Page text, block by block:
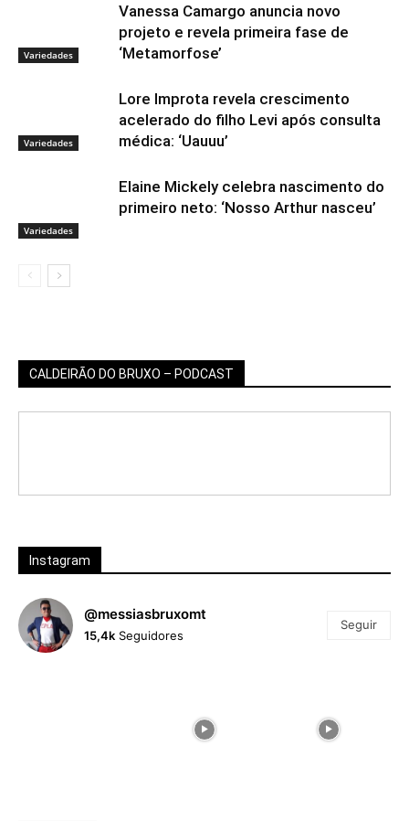
Variedades
Vanessa Camargo anuncia novo
projeto e revela primeira fase de
‘Metamorfose’
Variedades
Lore Improta revela crescimento
acelerado do filho Levi após consulta
médica: ‘Uauuu’
Variedades
Elaine Mickely celebra nascimento do
primeiro neto: ‘Nosso Arthur nasceu’
CALDEIRÃO DO BRUXO – PODCAST
Instagram
@messiasbruxomt
15,4k Seguidores
Seguir